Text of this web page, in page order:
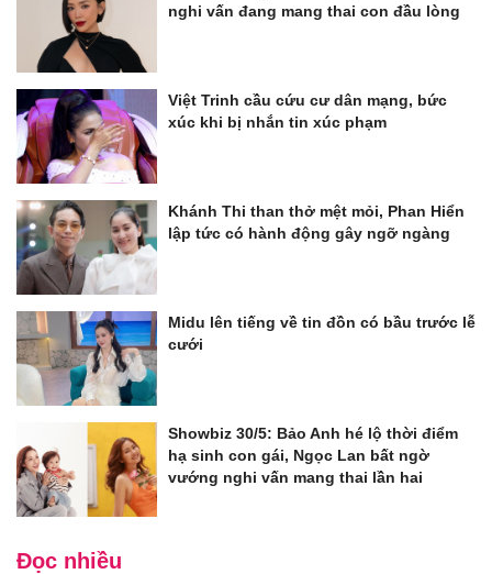
nghi vấn đang mang thai con đầu lòng
Việt Trinh cầu cứu cư dân mạng, bức
xúc khi bị nhắn tin xúc phạm
Khánh Thi than thở mệt mỏi, Phan Hiển
lập tức có hành động gây ngỡ ngàng
Midu lên tiếng về tin đồn có bầu trước lễ
cưới
Showbiz 30/5: Bảo Anh hé lộ thời điểm
hạ sinh con gái, Ngọc Lan bất ngờ
vướng nghi vấn mang thai lần hai
Đọc nhiều